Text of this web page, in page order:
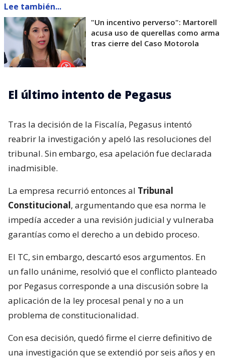
Lee también...
"Un incentivo perverso": Martorell
acusa uso de querellas como arma
tras cierre del Caso Motorola
El último intento de Pegasus
Tras la decisión de la Fiscalía, Pegasus intentó
reabrir la investigación y apeló las resoluciones del
tribunal. Sin embargo, esa apelación fue declarada
inadmisible.
La empresa recurrió entonces al Tribunal
Constitucional, argumentando que esa norma le
impedía acceder a una revisión judicial y vulneraba
garantías como el derecho a un debido proceso.
El TC, sin embargo, descartó esos argumentos. En
un fallo unánime, resolvió que el conflicto planteado
por Pegasus corresponde a una discusión sobre la
aplicación de la ley procesal penal y no a un
problema de constitucionalidad.
Con esa decisión, quedó firme el cierre definitivo de
una investigación que se extendió por seis años y en